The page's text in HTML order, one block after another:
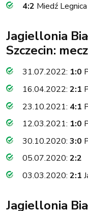
4:2 Miedź Legnica
Jagiellonia
Szczecin:
31.07.2022: 1:0
16.04.2022: 2:1
23.10.2021: 4:1
12.03.2021: 1:0
30.10.2020: 3:0
05.07.2020: 2:2
03.03.2020: 2:1
Jagiellonia